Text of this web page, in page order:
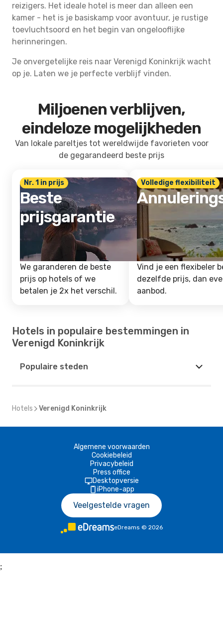
reizigers. Het ideale hotel is meer dan alleen een
kamer - het is je basiskamp voor avontuur, je rustige
toevluchtsoord en het begin van ongelooflijke
herinneringen.
Je onvergetelijke reis naar Verenigd Koninkrijk wacht
op je. Laten we je perfecte verblijf vinden.
Miljoenen verblijven,
eindeloze mogelijkheden
Van lokale pareltjes tot wereldwijde favorieten voor
de gegarandeerd beste prijs
Nr. 1 in prijs
Beste
prijsgarantie
We garanderen de beste
prijs op hotels of we
betalen je 2x het verschil.
Volledige flexibiliteit
Vind je een flexibeler
dezelfde prijs, dan
aanbod.
Hotels in populaire bestemmingen in
Verenigd Koninkrijk
Populaire steden
Hotels Verenigd Koninkrijk
Algemene voorwaarden
Cookiebeleid
Privacybeleid
Press office
Desktopversie
iPhone-app
Veelgestelde vragen
eDreams © 2026
;